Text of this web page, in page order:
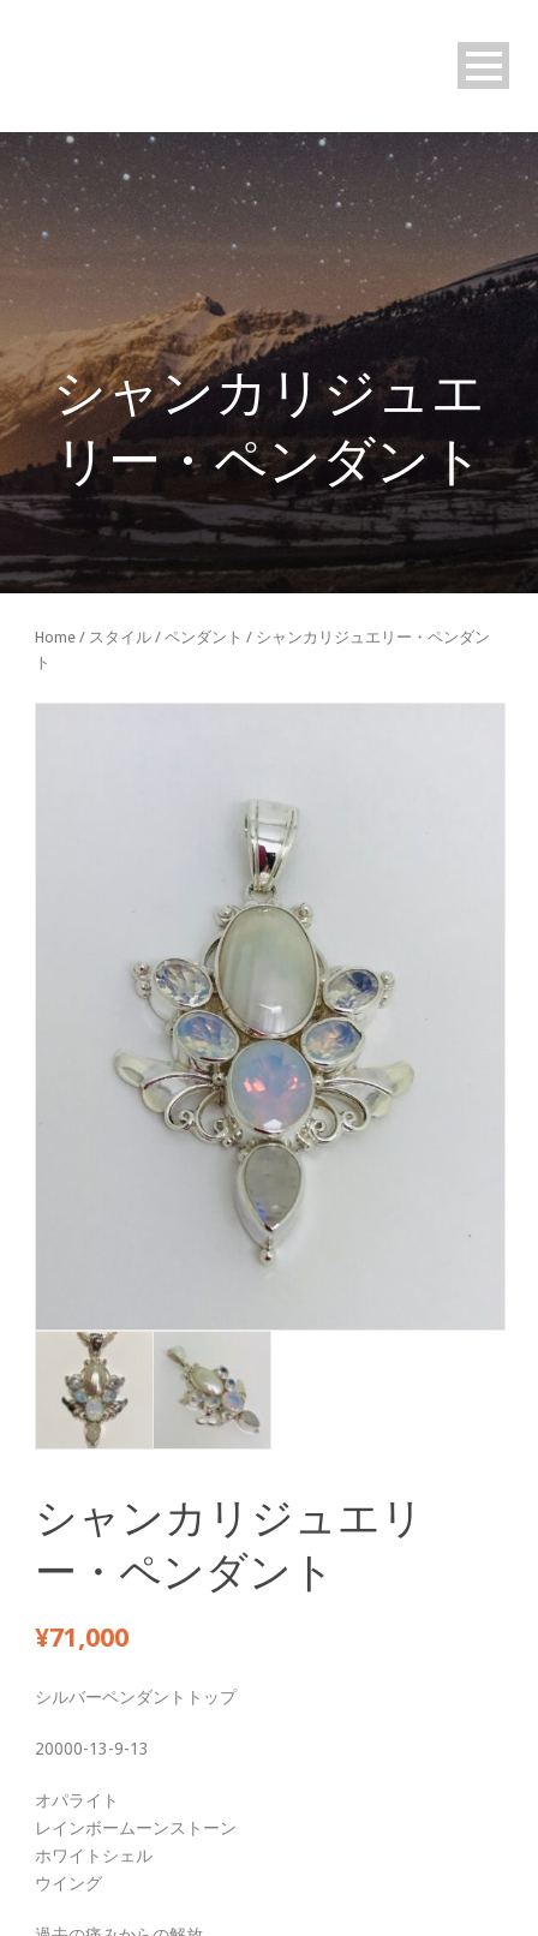
シャンカリジュエ
リー・ペンダント
Home / スタイル / ペンダント / シャンカリジュエリー・ペンダン
ト
シャンカリジュエリ
ー・ペンダント
¥71,000
シルバーペンダントトップ
20000-13-9-13
オパライト
レインボームーンストーン
ホワイトシェル
ウイング